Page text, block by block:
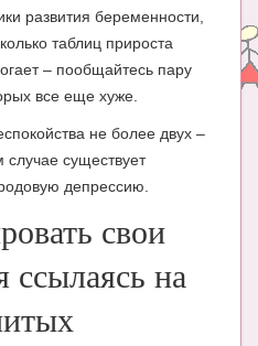
развития беременности,
таблиц прироста
– пообщайтесь пару
все еще хуже.
не более двух –
случае существует
депрессию.
свои
ссылаясь на